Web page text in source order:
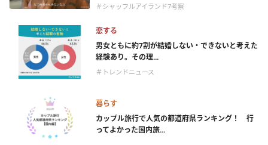
＃シャッフルアイランド7考察
恋する
男女ともに約7割が結婚しない・できないと考えた
経験あり。その理...
＃トレンドニュース
暮らす
カップル旅行で人気の都道府県ランキング！ 行
ってよかった国内旅...